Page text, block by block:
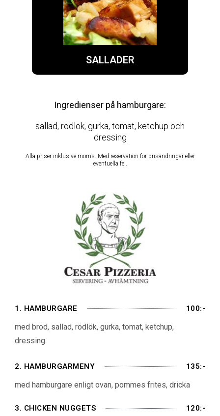
SALLADER
Ingredienser på hamburgare:
sallad, rödlök, gurka, tomat, ketchup och
dressing
Alla priser inklusive moms. Med reservation för prisändringar eller
eventuella fel.
1. HAMBURGARE 100:-
med bröd, sallad, rödlök, gurka, tomat, ketchup,
dressing
2. HAMBURGARMENY 135:-
med hamburgare enligt ovan, pommes frites, dricka
3. CHICKEN NUGGETS 120:-